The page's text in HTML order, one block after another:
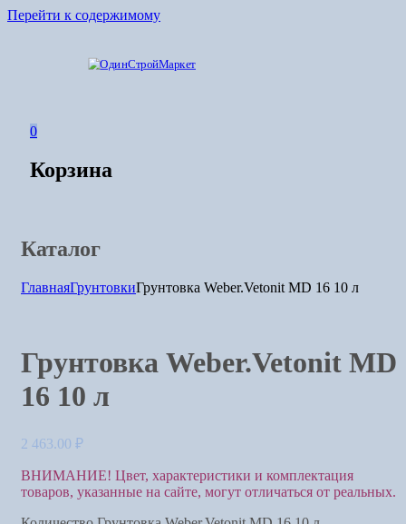
Перейти к содержимому
стройматериалов
0
Корзина
Каталог
ГлавнаяГрунтовкиГрунтовка Weber.Vetonit MD 16 10 л
Грунтовка Weber.Vetonit MD
16 10 л
2 463.00 ₽
ВНИМАНИЕ! Цвет, характеристики и комплектация
товаров, указанные на сайте, могут отличаться от реальных.